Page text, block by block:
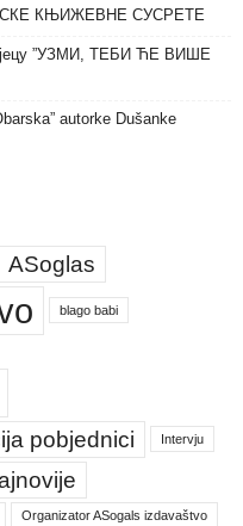
КЊИЖЕВНЕ СУСРЕТЕ
”УЗМИ, ТЕБИ ЋЕ ВИШЕ
autorke Dušanke
ASoglas
blago babi
pobjednici Intervju
Organizator ASogals izdavaštvo